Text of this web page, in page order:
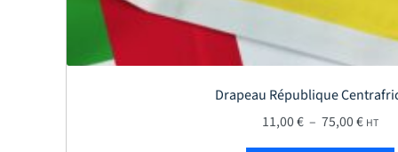
Drapeau République
11,00€ – 75,00€Plage
HT